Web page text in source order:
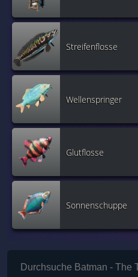
Streifenflosse
Wellenspringer
Glutflosse
Sonnenschuppe